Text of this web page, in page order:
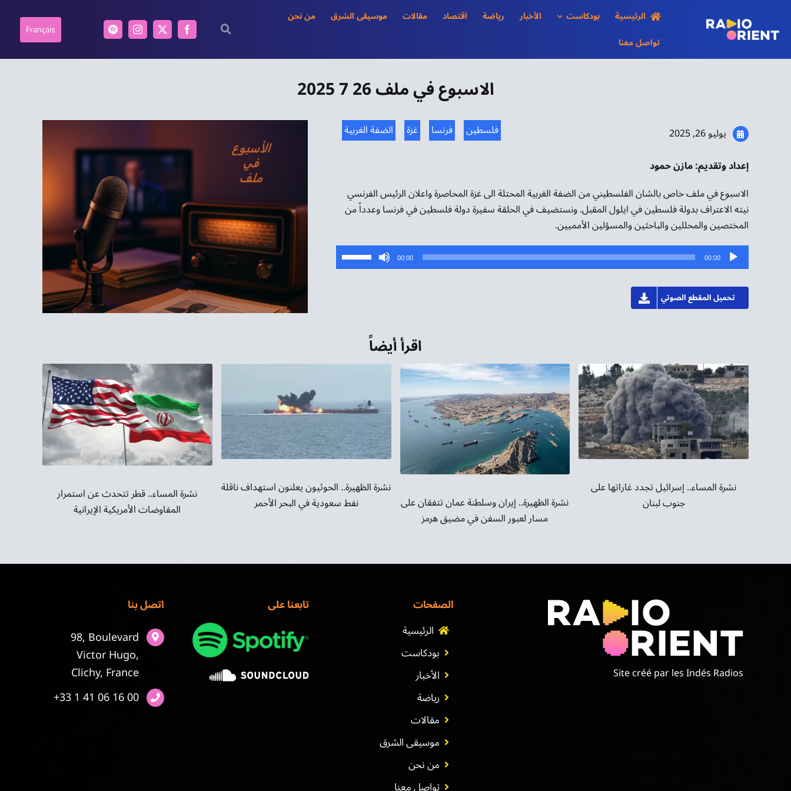
content
الرئيسية بودكاست الأخبار رياضة اقتصاد مقالات موسيقى الشرق
من نحن
تواصل معنا
Français
الاسبوع في ملف 26 7 2025
يوليو 26, 2025 الضفة الغربية غزة فرنسا
فلسطين
إعداد وتقديم: مازن حمود
الاسبوع في ملف خاص بالشان الفلسطيني من الضفة الغربية المحتلة الى غزة المحاصرة واعلان الرئيس الفرنسي
نيته الاعتراف بدولة فلسطين في ايلول المقبل. ونستضيف في الحلقة سفيرة دولة فلسطين في فرنسا وعدداً من
المختصين والمحللين والباحثين والمسؤلين الأمميين.
مشغل
الصوت
00:00
00:00
استخدم
مفاتيح
خفض
الصوت.
تحميل المقطع الصوتي
اقرأ أيضاً
نشرة المساء.. إسرائيل تجدد غاراتها على
جنوب لبنان نشرة الظهيرة.. إيران وسلطنة عمان تتفقان على
مسار لعبور السفن في مضيق هرمز
نشرة الظهيرة.. الحوثيون يعلنون استهداف ناقلة
نفط سعودية في البحر الأحمر نشرة المساء.. قطر تتحدث عن استمرار
المفاوضات الأمريكية الإيرانية
Site créé par les Indés Radios
الصفحات
الرئيسية
بودكاست
الأخبار
رياضة
مقالات
موسيقى الشرق
من نحن
تابعنا على اتصل بنا
98, Boulevard
Victor Hugo,
Clichy, France
+33 1 41 06 16 00